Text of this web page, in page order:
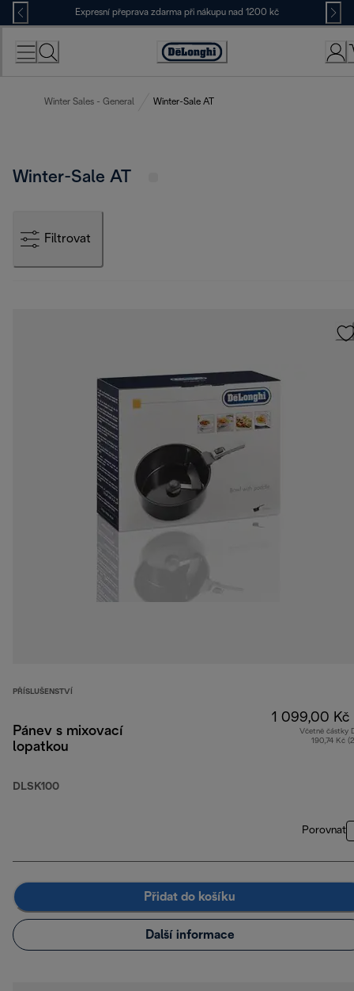
Skip
to
Content
Expresní přeprava zdarma při nákupu nad 1200 kč
Accessibility
Winter Sales - General Winter-Sale AT
Winter-Sale AT
Filtrovat
PŘÍSLUŠENSTVÍ
Pánev s mixovací
lopatkou
DLSK100
1 099,00 Kč
Včetně částky
190,74 Kč
Porovnat
Přidat do košíku
Další informace